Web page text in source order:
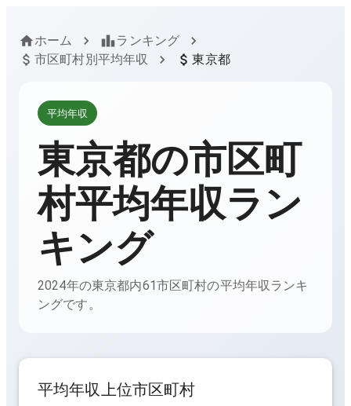
ホーム
ランキング
市区町村別平均年収
東京都
平均年収
東京都の市区町
村平均年収ラン
キング
2024年の東京都内61市区町村の平均年収ランキ
ングです。
平均年収上位市区町村